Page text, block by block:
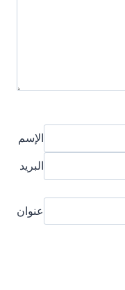
الإسم
البريد
عنوان